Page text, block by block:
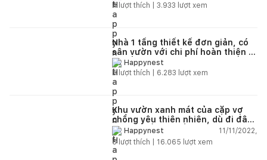
4 lượt thích | 3.933 lượt xem
Nhà 1 tầng thiết kế đơn giản, có
sân vườn với chi phí hoàn thiện 1
tỷ đồng
Happynest
5 lượt thích | 6.283 lượt xem
Khu vườn xanh mát của cặp vợ
chồng yêu thiên nhiên, dù đi đâu
cũng muốn trở về nhà
Happynest
11/11/2022,
6lượt thích | 16.065 lượt xem